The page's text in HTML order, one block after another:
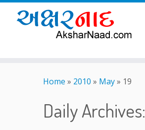
Home » 2010 » May» 19
Daily Archives: